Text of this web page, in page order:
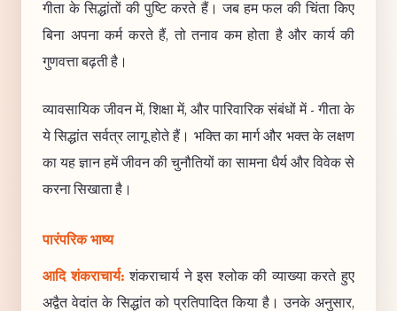
गीता के सिद्धांतों की पुष्टि करते हैं। जब हम फल की चिंता किए
बिना अपना कर्म करते हैं, तो तनाव कम होता है और कार्य की
गुणवत्ता बढ़ती है।
व्यावसायिक जीवन में, शिक्षा में, और पारिवारिक संबंधों में - गीता के
ये सिद्धांत सर्वत्र लागू होते हैं। भक्ति का मार्ग और भक्त के लक्षण
का यह ज्ञान हमें जीवन की चुनौतियों का सामना धैर्य और विवेक से
करना सिखाता है।
पारंपरिक भाष्य
आदि शंकराचार्य: शंकराचार्य ने इस श्लोक की व्याख्या करते हुए
अद्वैत वेदांत के सिद्धांत को प्रतिपादित किया है। उनके अनुसार,